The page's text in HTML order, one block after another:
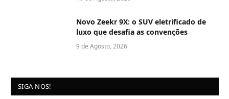
Novo Zeekr 9X: o SUV eletrificado de
luxo que desafia as convenções
9 de Agosto, 2026
SIGA-NOS!